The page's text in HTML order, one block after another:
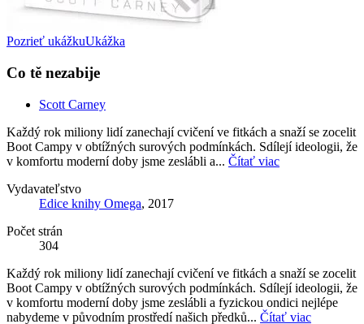
Pozrieť ukážkuUkážka
Co tě nezabije
Scott Carney
Každý rok miliony lidí zanechají cvičení ve fitkách a snaží se zocelit
Boot Campy v obtížných surových podmínkách. Sdílejí ideologii, že
v komfortu moderní doby jsme zeslábli a... Čítať viac
Vydavateľstvo
Edice knihy Omega, 2017
Počet strán
304
Každý rok miliony lidí zanechají cvičení ve fitkách a snaží se zocelit
Boot Campy v obtížných surových podmínkách. Sdílejí ideologii, že
v komfortu moderní doby jsme zeslábli a fyzickou ondici nejlépe
nabydeme v původním prostředí našich předků... Čítať viac